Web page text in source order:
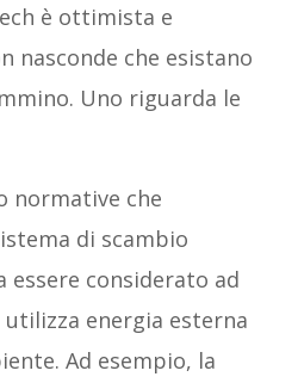
è ottimista e
nasconde che esistano
Uno riguarda le
normative che
di scambio
essere considerato ad
energia esterna
Ad esempio, la